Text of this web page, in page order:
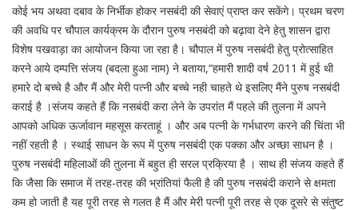
कोई भय अथवा दबाव के निर्भीक होकर नसबंदी की सेवाएं प्राप्त कर सकेंगे। प्रथम चरण
की अवधि पर चौपाल कार्यक्रम के दौरान पुरुष नसबंदी को बढ़ावा देने हेतु शासन द्वारा
विशेष पखवाड़ा का आयोजन किया जा रहा है। चौपाल में पुरुष नसबंदी हेतु प्रोत्साहित
करने आये दम्पत्ति संजय (बदला हुआ नाम) ने बताया,“हमारी शादी वर्ष 2011 में हुई थी
हमारे दो बच्चे है और मैं और मेरी पत्नी और बच्चे नही चाहते थे इसलिए मैंने पुरुष नसबंदी
कराई है ।संजय कहते हैं कि नसबंदी करा लेने के उपरांत मैं पहले की तुलना में अपने
आपको अधिक ऊर्जावान महसूस करताहूं । और अब पत्नी के गर्भधारण करने की चिंता भी
नहीं रहती है । स्थाई साधन के रूप में पुरुष नसबंदी एक पक्का और अच्छा साधन है ।
पुरुष नसबंदी महिलाओं की तुलना में बहुत ही सरल प्रक्रिया है । साथ ही संजय कहते हैं
कि जैसा कि समाज में तरह-तरह की भ्रांतियां फैली है की पुरुष नसबंदी कराने से क्षमता
कम हो जाती है यह पूरी तरह से गलत है मैं और मेरी पत्नी पूरी तरह से एक दूसरे से संतुष्ट